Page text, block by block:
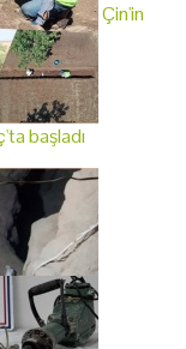
Çin'in
başladı